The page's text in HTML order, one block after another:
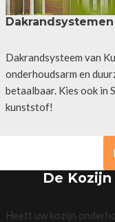
Dakrandsystemen
Dakrandsysteem van
onderhoudsarm en
betaalbaar. Kies ook in
kunststof!
De
Heeft uw kozijn